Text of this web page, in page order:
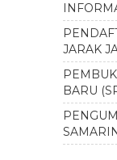
JARAK
BARU